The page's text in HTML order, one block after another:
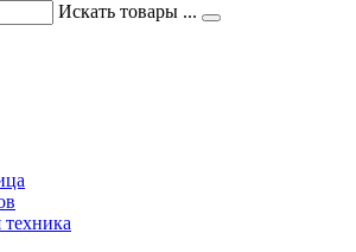
Искать товары ...